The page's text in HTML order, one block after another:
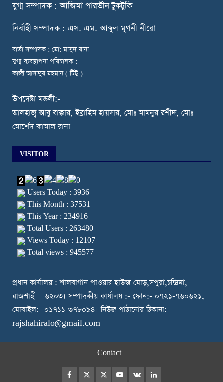
যুগ্ম সম্পাদক : আজিমা পারভীন টুকটুকি
নির্বাহী সম্পাদক : এস. এম. আব্দুল মুগনী নীরো
বার্তা সম্পাদক : মো: মাসুদ রানা
যুগ্ম-ব্যবস্থাপনা পরিচালক :
কাজী আসাদুর রহমান ( টিটু )
উপদেষ্টা মন্ডলী:-
আলহাজ্ব আবু বাক্কার, ইব্রাহিম হায়দার, মোঃ মামনুর রশীদ, মোঃ
মোর্শেদ কামাল রানা
VISITOR
Users Today : 3936
This Month : 37531
This Year : 234916
Total Users : 263480
Views Today : 12107
Total views : 945577
প্রধান কার্যালয় : শালবাগান পাওয়ার হাউজ মোড়,সপুরা,চন্দ্রিমা,
রাজশাহী – ৬২০৩। সম্পাদকীয় কার্যালয় :- ফোন:- ০৭২১-৭৬০৬২১,
মোবাইল:- ০১৭১১-৩৭৮০৯৪। নিউজ পাঠানোর ঠিকানা:
rajshahiralo@gmail.com
Contact
Facebook
TwitterInstagram
Youtube
VK LinkedIn